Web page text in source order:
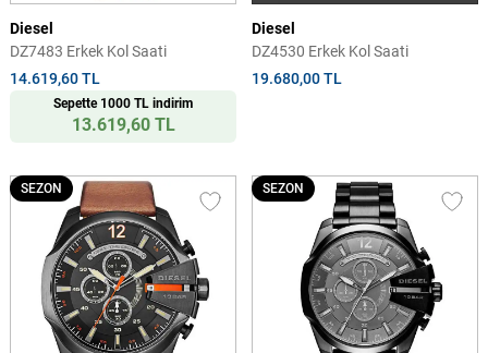
Diesel
DZ7483 Erkek Kol Saati
14.619,60 TL
Sepette 1000 TL indirim
13.619,60 TL
Diesel
DZ4530 Erkek Kol Saati
19.680,00 TL
SEZON SEZON